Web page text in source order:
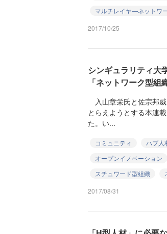
マルチレイヤ―ネットワ
2017/10/25
シンギュラリティ大
「ネットワーク型組
入山章栄氏と佐宗邦
とらえようとする本連
た。い...
コミュニティ ハブ人
オープンイノベーション
スチュワード型組織
2017/08/31